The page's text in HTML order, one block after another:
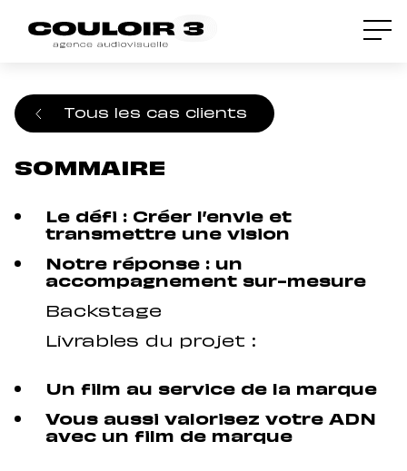
Accueil/ Cas clients /Un film de marque
pleinement incarné : le choix stratégique
de l’école Lenôtre
Tous les cas clients
SOMMAIRE
Le défi : Créer l’envie et
transmettre une vision
Notre réponse : un
accompagnement sur-mesure
Backstage
Livrables du projet :
Un film au service de la marque
Vous aussi valorisez votre ADN
avec un film de marque